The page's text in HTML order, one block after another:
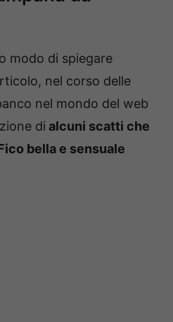
modo di spiegare
nel corso delle
nel mondo del web
di alcuni scatti che
bella e sensuale